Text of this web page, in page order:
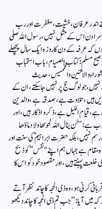
اندر عرفان، خشیت، مغفرت اور رب
دن اس کے مثل نہیں، رسول اللہ صلی
ہوں کہ عرفہ کے دن کا روزہ ایک سال پچھلے
مسلم:كتاب الصيام، باب استحباب
والاثنين والخميس، حدیث
نہیں،جو لوگ حج پر نہیں جا سکتے، ان کے
ہیں، تلاوت ہے، صدقہ ہے، والدین
اللیل ہے، ذکر و اذکار ہیں، اور
’’لن ینال اللہ لحومھا ولا دماؤھا
(الحج: 37)۔قربانی ایک رسم نہیں، بلکہ حضرت ابراہیمؑ کی سنت اور
مقام ہے جہاں ہم اپنے "نفس” کو ذبح
خلعت پہنتے ہیں،اور مقصود خود کو اس کا
ہو، وہ ذی الحجہ کا چاند نظر آتے
آیا: ’’جب تم ذی الحجہ کا چاند دیکھو